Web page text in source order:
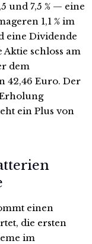
und 7,5 % — eine
1,1 % im
eine Dividende
Aktie schloss am
dem
42,46 Euro. Der
ein Plus von
einen
die ersten
im